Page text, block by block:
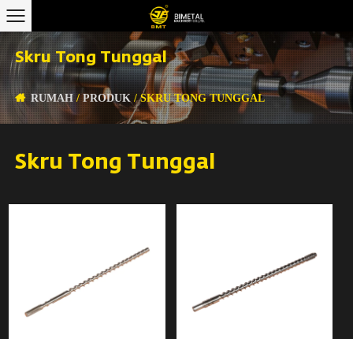
Skru Tong Tunggal
RUMAH /PRODUK /SKRU TONG TUNGGAL
Skru Tong Tunggal